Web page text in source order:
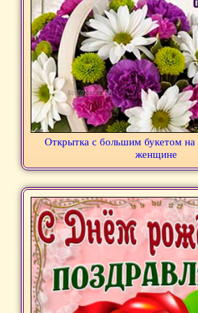
Открытка с большим букетом
женщине